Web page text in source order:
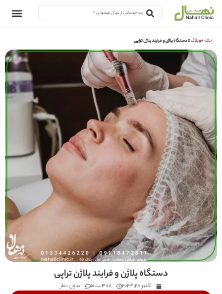
خانه»وبلاگ»دستگاه پلاژن و فرایند پلاژن تراپی
دستگاه پلاژن و فرایند پلاژن تراپی
اکتبر 28, 2023 3:18 ب.ظ بدون نظر